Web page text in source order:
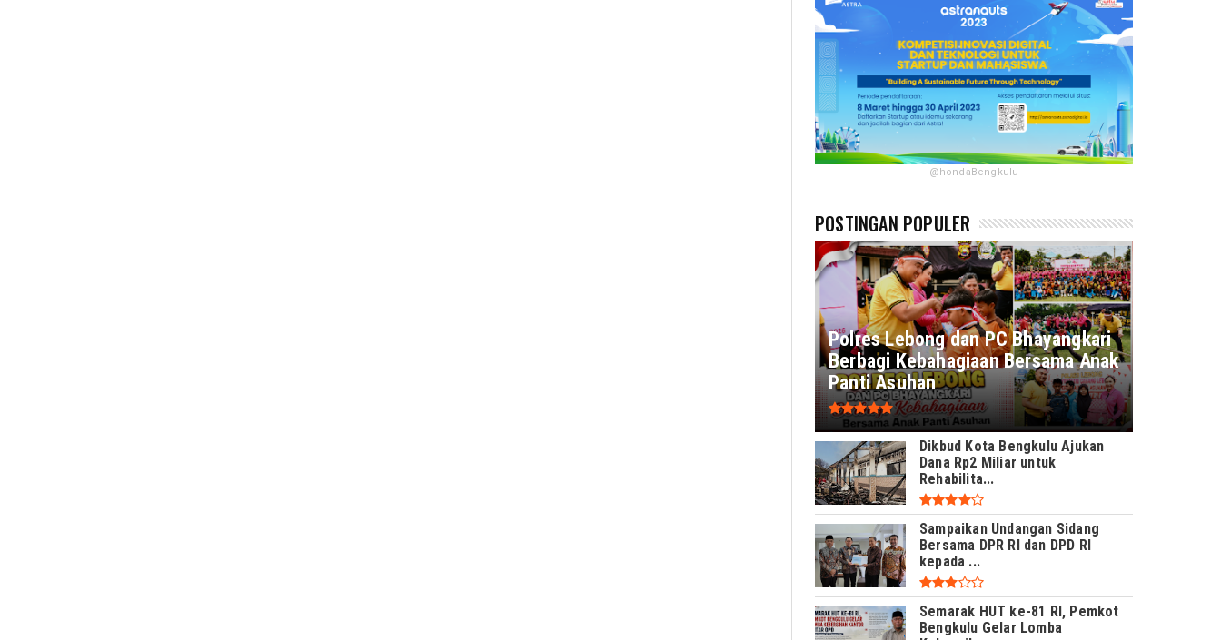
@hondaBengkulu
POSTINGAN POPULER
Polres Lebong dan PC Bhayangkari
Berbagi Kebahagiaan Bersama Anak
Panti Asuhan
Dikbud Kota Bengkulu Ajukan
Dana Rp2 Miliar untuk
Rehabilita...
Sampaikan Undangan Sidang
Bersama DPR RI dan DPD RI
kepada ...
Semarak HUT ke-81 RI, Pemkot
Bengkulu Gelar Lomba